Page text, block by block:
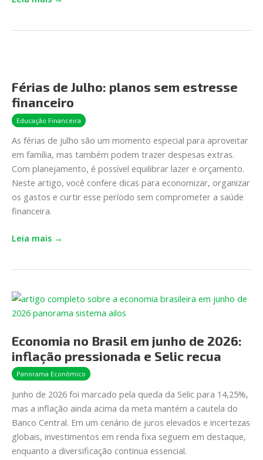
Férias de Julho: planos sem estresse
financeiro
Educação Financeira
As férias de julho são um momento especial para aproveitar
em família, mas também podem trazer despesas extras.
Com planejamento, é possível equilibrar lazer e orçamento.
Neste artigo, você confere dicas para economizar, organizar
os gastos e curtir esse período sem comprometer a saúde
financeira.
Julho:
planos
sem
estresse
financeiro
Leia mais →
Economia no Brasil em junho de 2026:
inflação pressionada e Selic recua
Panorama Econômico
Junho de 2026 foi marcado pela queda da Selic para 14,25%,
mas a inflação ainda acima da meta mantém a cautela do
Banco Central. Em um cenário de juros elevados e incertezas
globais, investimentos em renda fixa seguem em destaque,
enquanto a diversificação continua essencial.
Economia
no
em
junho
de
2026:
inflação
pressionada
e
Selic
recua